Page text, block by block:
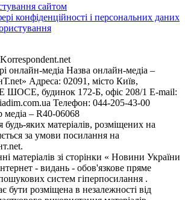
сайтом
конфіденційності і персональних даних
онлайн-медіа Назва онлайн-медіа –
Адреса: 02091, місто Київ,
будинок 172-Б, офіс 208/1 E-mail:
Телефон: 044-205-43-00
медіа – R40-06068
яких матеріалів, розміщених на
за умови посилання на
матеріалів зі сторінки « Новини України
- видань - обов'язкове пряме
систем гіперпосилання .
бути розміщена в незалежності від